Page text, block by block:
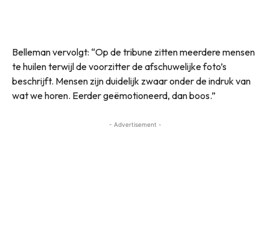
Belleman vervolgt: “Op de tribune zitten meerdere mensen
te huilen terwijl de voorzitter de afschuwelijke foto’s
beschrijft. Mensen zijn duidelijk zwaar onder de indruk van
wat we horen. Eerder geëmotioneerd, dan boos.”
- Advertisement -